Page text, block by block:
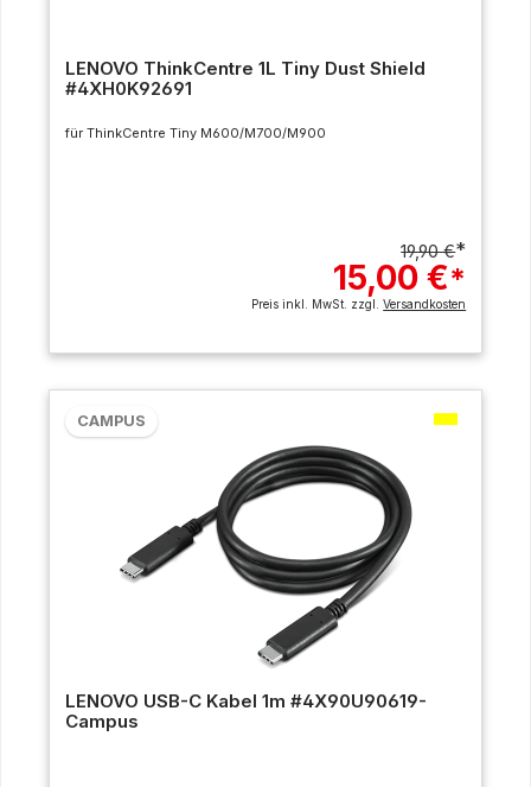
LENOVO ThinkCentre 1L Tiny Dust Shield
#4XH0K92691
für ThinkCentre Tiny M600/M700/M900
19,90 €*
15,00 €*
Preis inkl. MwSt. zzgl.Versandkosten
CAMPUS
LENOVO USB-C Kabel 1m #4X90U90619-
Campus